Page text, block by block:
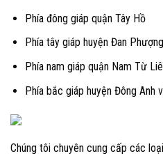
Phía đông giáp quận Tây Hồ
Phía tây giáp huyện Đan
Phía nam giáp quận Nam Từ
Phía bắc giáp huyện Đông Anh
Chúng tôi chuyên cung cấp các